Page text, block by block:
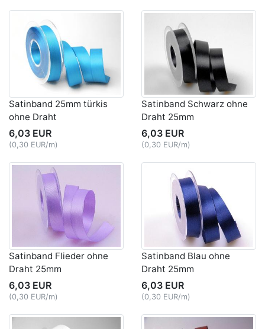
Satinband 25mm türkis
ohne Draht
6,03 EUR
(0,30 EUR/m)
Satinband Schwarz ohne
Draht 25mm
6,03 EUR
(0,30 EUR/m)
Satinband Flieder ohne
Draht 25mm
6,03 EUR
(0,30 EUR/m)
Satinband Blau ohne
Draht 25mm
6,03 EUR
(0,30 EUR/m)